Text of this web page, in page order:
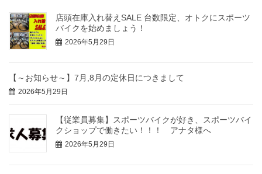
店頭在庫入れ替えSALE 台数限定、オトクにスポーツ
バイクを始めましょう！
2026年5月29日
【～お知らせ～】7月,8月の定休日につきまして
2026年5月29日
【従業員募集】スポーツバイクが好き、スポーツバイ
クショップで働きたい！！！ アナタ様へ
2026年5月29日